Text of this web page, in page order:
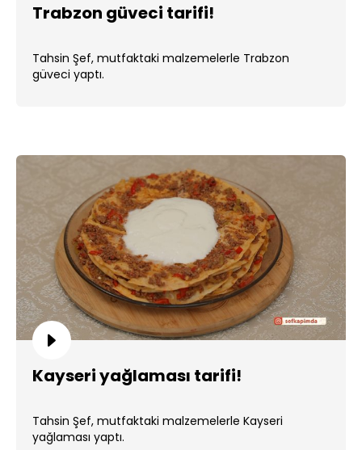
Trabzon güveci tarifi!
Tahsin Şef, mutfaktaki malzemelerle Trabzon
güveci yaptı.
Kayseri yağlaması tarifi!
Tahsin Şef, mutfaktaki malzemelerle Kayseri
yağlaması yaptı.